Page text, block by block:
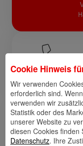
Anrufen
Links
Cookie Hinweis
Wir verwenden
erforderlich sind.
verwenden wir
Statistik oder des
unserer Website zu
diesen Cookies finden
Datenschutz. Ihre